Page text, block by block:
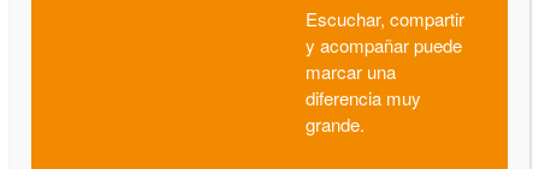
Escuchar, compartir
y acompañar puede
marcar una
diferencia muy
grande.